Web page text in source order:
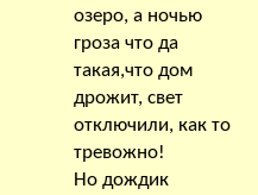
озеро, а ночью
гроза что да
такая,что дом
дрожит, свет
отключили, как то
тревожно!
Но дождик